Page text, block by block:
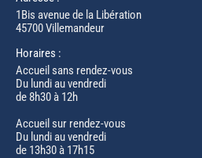
1Bis avenue de la Libération
45700 Villemandeur
Horaires :
Accueil sans rendez-vous
Du lundi au vendredi
de 8h30 à 12h
Accueil sur rendez-vous
Du lundi au vendredi
de 13h30 à 17h15